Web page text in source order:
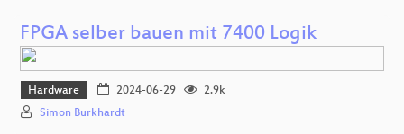
FPGA selber bauen mit 7400 Logik
Hardware 2024-06-29
2.9k
Simon Burkhardt